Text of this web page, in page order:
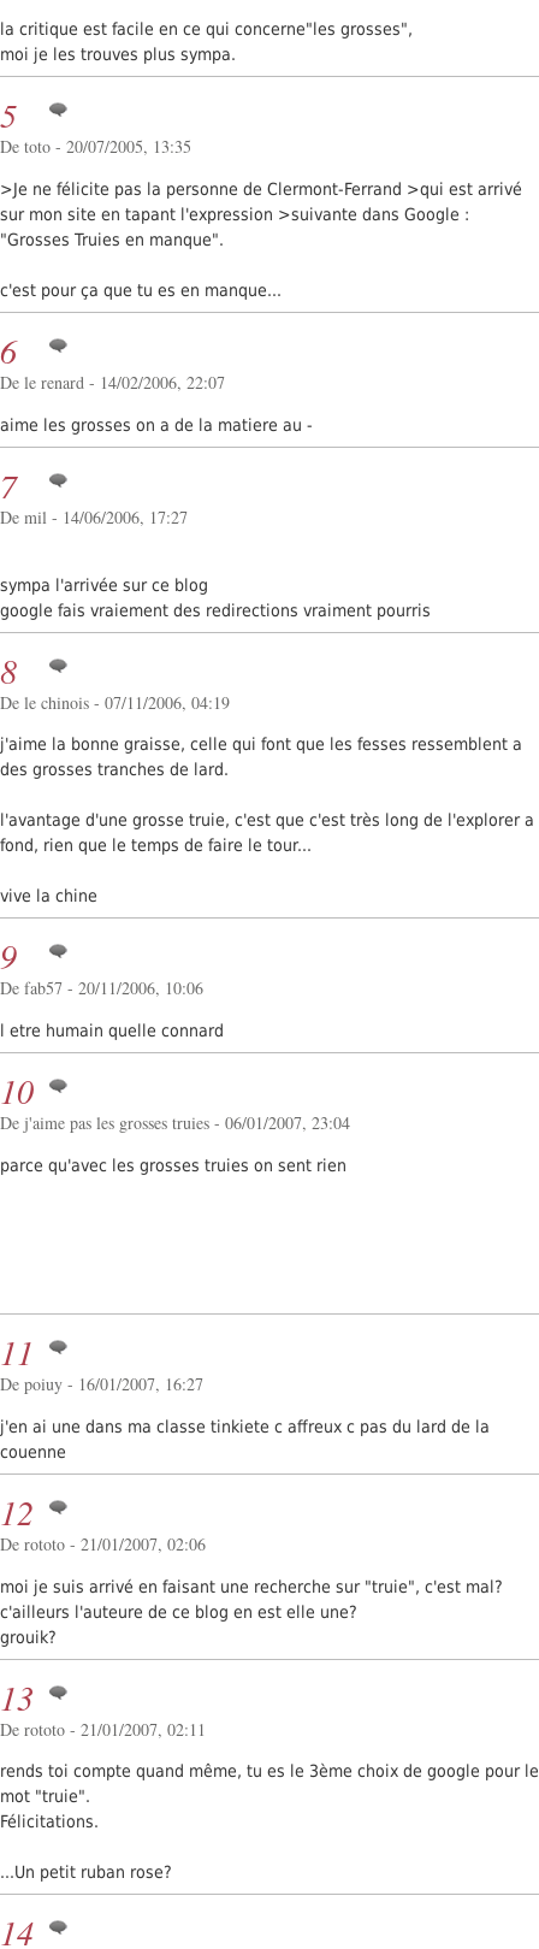
la critique est facile en ce qui concerne"les grosses",
moi je les trouves plus sympa.
5
De toto - 20/07/2005, 13:35
>Je ne félicite pas la personne de Clermont-Ferrand >qui est arrivé
sur mon site en tapant l'expression >suivante dans Google :
"Grosses Truies en manque".
c'est pour ça que tu es en manque...
6
De le renard - 14/02/2006, 22:07
aime les grosses on a de la matiere au -
7
De mil - 14/06/2006, 17:27
sympa l'arrivée sur ce blog
google fais vraiement des redirections vraiment pourris
8
De le chinois - 07/11/2006, 04:19
j'aime la bonne graisse, celle qui font que les fesses ressemblent a
des grosses tranches de lard.
l'avantage d'une grosse truie, c'est que c'est très long de l'explorer a
fond, rien que le temps de faire le tour...
vive la chine
9
De fab57 - 20/11/2006, 10:06
l etre humain quelle connard
10
De j'aime pas les grosses truies - 06/01/2007, 23:04
parce qu'avec les grosses truies on sent rien
11
De poiuy - 16/01/2007, 16:27
j'en ai une dans ma classe tinkiete c affreux c pas du lard de la
couenne
12
De rototo - 21/01/2007, 02:06
moi je suis arrivé en faisant une recherche sur "truie", c'est mal?
c'ailleurs l'auteure de ce blog en est elle une?
grouik?
13
De rototo - 21/01/2007, 02:11
rends toi compte quand même, tu es le 3ème choix de google pour le
mot "truie".
Félicitations.
...Un petit ruban rose?
14